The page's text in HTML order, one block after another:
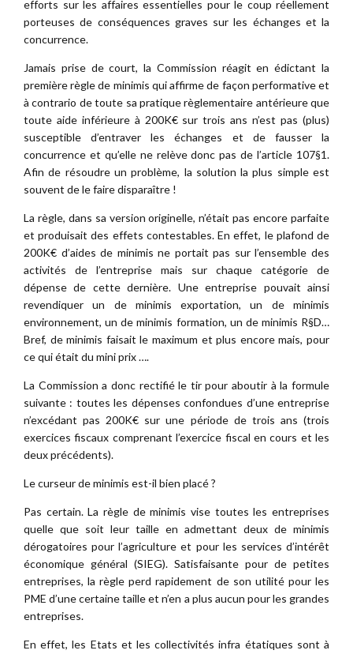
efforts sur les affaires essentielles pour le coup réellement
porteuses de conséquences graves sur les échanges et la
concurrence.
Jamais prise de court, la Commission réagit en édictant la
première règle de minimis qui affirme de façon performative et
à contrario de toute sa pratique règlementaire antérieure que
toute aide inférieure à 200K€ sur trois ans n’est pas (plus)
susceptible d’entraver les échanges et de fausser la
concurrence et qu’elle ne relève donc pas de l’article 107§1.
Afin de résoudre un problème, la solution la plus simple est
souvent de le faire disparaître !
La règle, dans sa version originelle, n’était pas encore parfaite
et produisait des effets contestables. En effet, le plafond de
200K€ d’aides de minimis ne portait pas sur l’ensemble des
activités de l’entreprise mais sur chaque catégorie de
dépense de cette dernière. Une entreprise pouvait ainsi
revendiquer un de minimis exportation, un de minimis
environnement, un de minimis formation, un de minimis R§D…
Bref, de minimis faisait le maximum et plus encore mais, pour
ce qui était du mini prix ….
La Commission a donc rectifié le tir pour aboutir à la formule
suivante : toutes les dépenses confondues d’une entreprise
n’excédant pas 200K€ sur une période de trois ans (trois
exercices fiscaux comprenant l’exercice fiscal en cours et les
deux précédents).
Le curseur de minimis est-il bien placé ?
Pas certain. La règle de minimis vise toutes les entreprises
quelle que soit leur taille en admettant deux de minimis
dérogatoires pour l’agriculture et pour les services d’intérêt
économique général (SIEG). Satisfaisante pour de petites
entreprises, la règle perd rapidement de son utilité pour les
PME d’une certaine taille et n’en a plus aucun pour les grandes
entreprises.
En effet, les Etats et les collectivités infra étatiques sont à